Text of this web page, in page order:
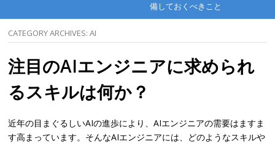
備しておくべきこと
CATEGORY ARCHIVES: AI
注目のAIエンジニアに求められ
るスキルは何か？
近年の目まぐるしいAIの進歩により、AIエンジニアの需要はますま
す高まっています。そんなAIエンジニアには、どのようなスキルや